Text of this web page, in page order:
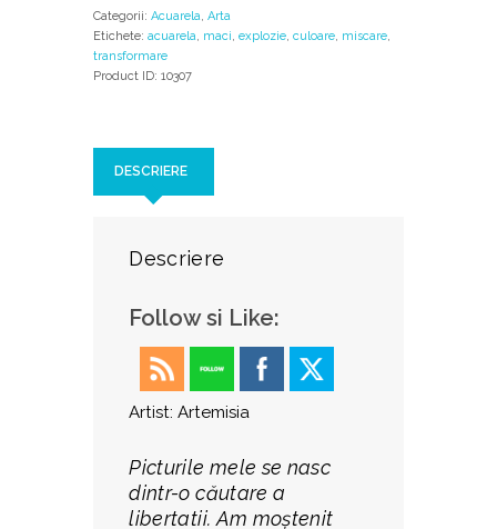
vantului
Categorii: Acuarela, Arta
Etichete: acuarela, maci, explozie, culoare, miscare,
transformare
Product ID: 10307
DESCRIERE
Descriere
Follow si Like:
Artist: Artemisia
Picturile mele se nasc
dintr-o căutare a
libertatii. Am moștenit